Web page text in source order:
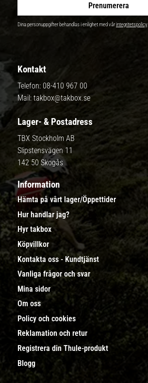
Prenumerera
Dina personuppgifter behandlas i enlighet med vårintegritetspolicy.
Kontakt
Telefon: 08-410 967 00
Mail: takbox@takbox.se
Lager- & Postadress
TBX Stockholm AB
Slipstensvägen 11
142 50 Skogås
Information
Hämta på vårt lager/Öppettider
Hur handlar jag?
Hyr takbox
Köpvillkor
Kontakta oss - Kundtjänst
Vanliga frågor och svar
Mina sidor
Om oss
Policy och cookies
Reklamation och retur
Registrera din Thule-produkt
Blogg